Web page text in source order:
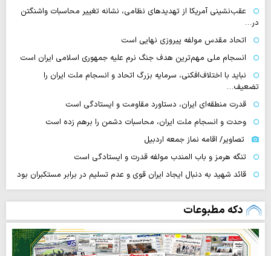
عقب‌نشینی آمریکا از تهدیدهای نظامی، نشانه تغییر محاسبات واشنگتن
در…
اتحاد مقدس مولفه پیروزی نهایی است
انسجام ملی مهم‌ترین هدف جنگ نرم علیه جمهوری اسلامی ایران است
نباید با اختلاف‌افکنی، سرمایه بزرگ اتحاد و انسجام ملت ایران را
تضعیف…
قدرت منطقه‌ای ایران، دستاورد مقاومت و ایستادگی است
وحدت و انسجام ملت ایران، محاسبات دشمن را برهم زده است
تصاویر/ اقامه نماز جمعه اردبیل
تنگه‌ هرمز و باب المندب مولفه قدرت و ایستادگی است
قائد شهید به دنبال ایجاد ایران قوی و عدم تسلیم در برابر مستکبران بود
دکه مطبوعات